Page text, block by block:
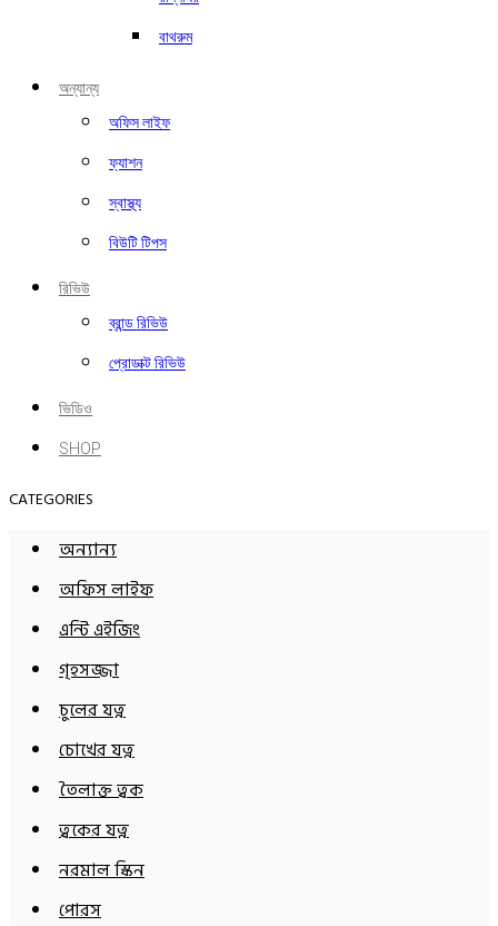
বাথরুম
অন্যান্য
অফিস লাইফ
ফ্যাশন
স্বাস্থ্য
বিউটি টিপস
রিভিউ
ব্রান্ড রিভিউ
প্রোডাক্ট রিভিউ
ভিডিও
SHOP
CATEGORIES
অন্যান্য
অফিস লাইফ
এন্টি এইজিং
গৃহসজ্জা
চুলের যত্ন
চোখের যত্ন
তৈলাক্ত ত্বক
ত্বকের যত্ন
নরমাল স্কিন
পোরস